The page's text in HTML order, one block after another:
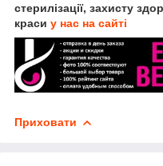
стерилізації, захисту
краси у нас на сайті
Приховати